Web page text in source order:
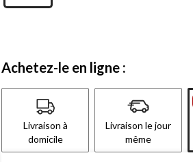
Achetez-le en ligne :
Livraison à
domicile
Livraison le jour
même